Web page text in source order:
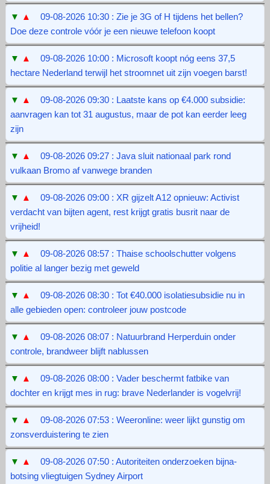
▼ ▲
09-08-2026 10:30 : Zie je 3G of H tijdens het bellen?
Doe deze controle vóór je een nieuwe telefoon koopt
▼ ▲
09-08-2026 10:00 : Microsoft koopt nóg eens 37,5
hectare Nederland terwijl het stroomnet uit zijn voegen barst!
▼ ▲
09-08-2026 09:30 : Laatste kans op €4.000 subsidie:
aanvragen kan tot 31 augustus, maar de pot kan eerder leeg
zijn
▼ ▲
09-08-2026 09:27 : Java sluit nationaal park rond
vulkaan Bromo af vanwege branden
▼ ▲
09-08-2026 09:00 : XR gijzelt A12 opnieuw: Activist
verdacht van bijten agent, rest krijgt gratis busrit naar de
vrijheid!
▼ ▲
09-08-2026 08:57 : Thaise schoolschutter volgens
politie al langer bezig met geweld
▼ ▲
09-08-2026 08:30 : Tot €40.000 isolatiesubsidie nu in
alle gebieden open: controleer jouw postcode
▼ ▲
09-08-2026 08:07 : Natuurbrand Herperduin onder
controle, brandweer blijft nablussen
▼ ▲
09-08-2026 08:00 : Vader beschermt fatbike van
dochter en krijgt mes in rug: brave Nederlander is vogelvrij!
▼ ▲
09-08-2026 07:53 : Weeronline: weer lijkt gunstig om
zonsverduistering te zien
▼ ▲
09-08-2026 07:50 : Autoriteiten onderzoeken bijna-
botsing vliegtuigen Sydney Airport